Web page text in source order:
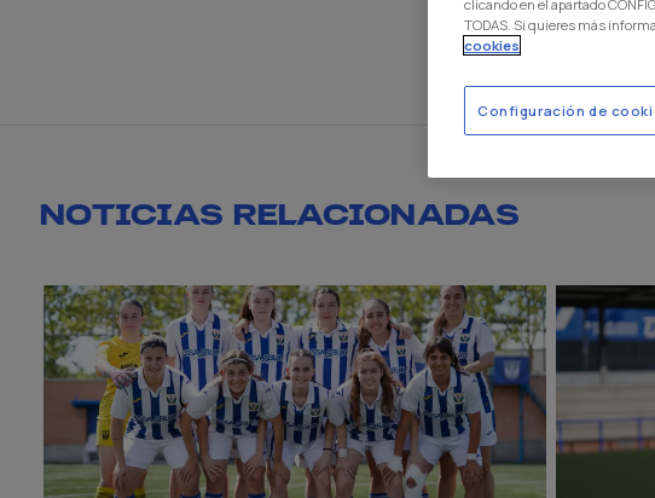
NOTICIAS RELACIONADAS
clicando en el apartado
TODAS. Si quieres más
cookies
Configuración de